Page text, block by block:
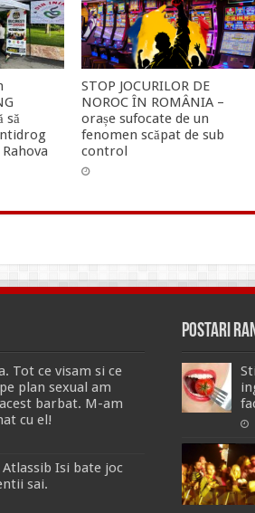
să
STOP JOCURILOR DE
NOROC ÎN ROMÂNIA –
orașe sufocate de un
fenomen scăpat de sub
control
Tot ce visam si ce
plan sexual am
barbat. M-am
cu el!
Atlassib Isi bate joc
sai.
Postari